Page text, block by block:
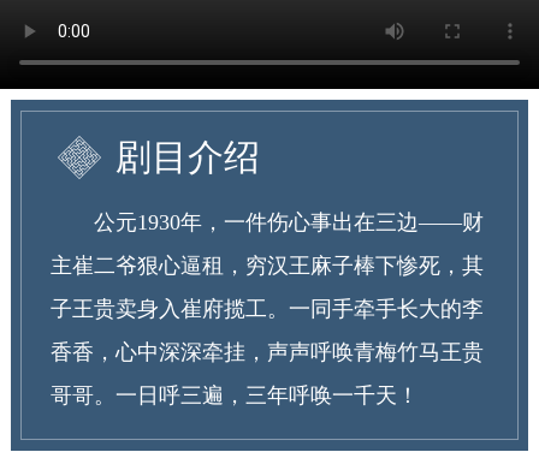
剧目介绍
公元1930年，一件伤心事出在三边——财
主崔二爷狠心逼租，穷汉王麻子棒下惨死，其
子王贵卖身入崔府揽工。一同手牵手长大的李
香香，心中深深牵挂，声声呼唤青梅竹马王贵
哥哥。一日呼三遍，三年呼唤一千天！